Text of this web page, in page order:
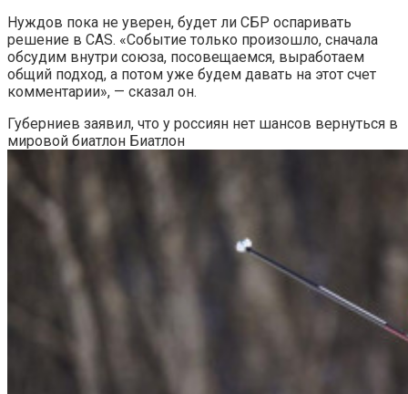
Нуждов пока не уверен, будет ли СБР оспаривать
решение в CAS. «Событие только произошло, сначала
обсудим внутри союза, посовещаемся, выработаем
общий подход, а потом уже будем давать на этот счет
комментарии», — сказал он.
Губерниев заявил, что у россиян нет шансов вернуться в
мировой биатлон Биатлон